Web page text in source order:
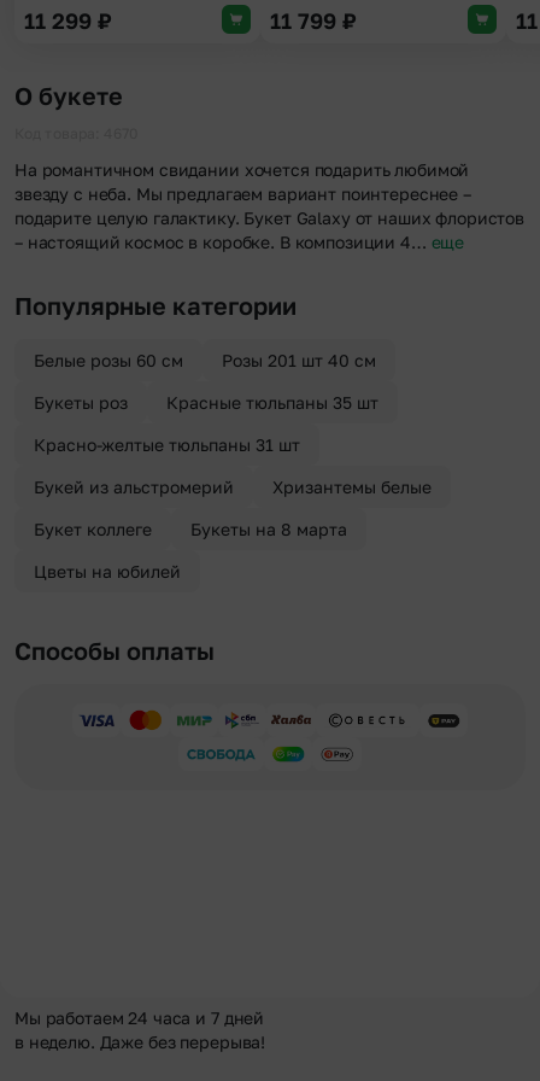
11 299 ₽ 11 799 ₽
О букете
На романтичном свидании хочется подарить любимой
звезду с неба. Мы предлагаем вариант поинтереснее –
подарите целую галактику. Букет Galaxy от наших флористов
– настоящий космос в коробке. В композиции 4… еще
Популярные категории
Белые розы 60 см Розы 201 шт 40 см
Букеты роз Красные тюльпаны 35 шт
Красно-желтые тюльпаны 31 шт
Букей из альстромерий Хризантемы белые
Букет коллеге Букеты на 8 марта
Цветы на юбилей
Способы оплаты
Мы работаем 24 часа и 7 дней
в неделю. Даже без перерыва!